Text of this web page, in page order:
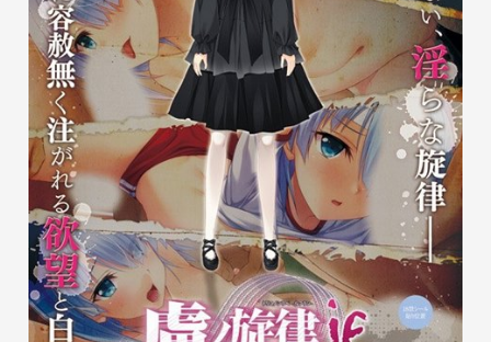
な に ぬ の
は ひ ふ へ ほ
ま み む め も
や ゆ よ
ら り る れ ろ
わ